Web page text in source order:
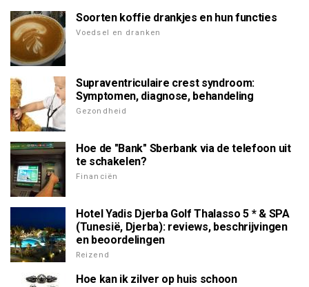
Soorten koffie drankjes en hun functies
Voedsel en dranken
Supraventriculaire crest syndroom:
Symptomen, diagnose, behandeling
Gezondheid
Hoe de "Bank" Sberbank via de telefoon uit
te schakelen?
Financiën
Hotel Yadis Djerba Golf Thalasso 5 * & SPA
(Tunesië, Djerba): reviews, beschrijvingen
en beoordelingen
Reizend
Hoe kan ik zilver op huis schoon